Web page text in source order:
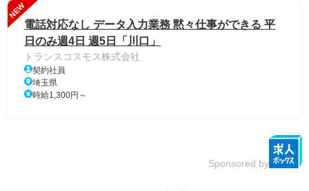
NEW
電話対応なし データ入力業務 黙々仕事ができる 平
日のみ週4日 週5日「川口」
トランスコスモス株式会社
契約社員
埼玉県
時給1,300円～
Sponsored by